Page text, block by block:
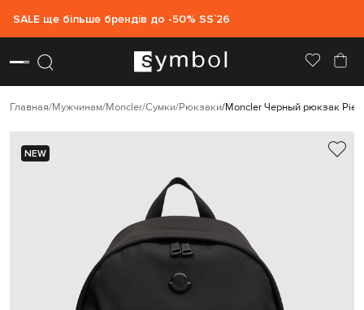
SALE ще більше брендів до -50% SS`26
Главная Мужчинам Moncler Сумки Рюкзаки Moncler Черный рюкзак
NEW